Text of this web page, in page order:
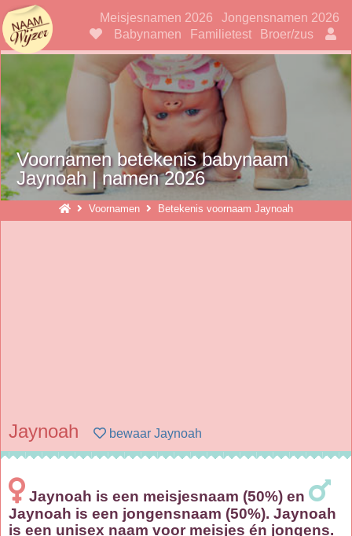
NaamwijzerMeisjesnamen 2026
Jongensnamen 2026
Babynamen
Familietest Broer/zus
Voornamen betekenis babynaam
Jaynoah | namen 2026
Voornamen Betekenis voornaam Jaynoah
Jaynoah bewaar Jaynoah
Jaynoah is een meisjesnaam (50%) en
Jaynoah is een jongensnaam (50%). Jaynoah
is een unisex naam voor meisjes én jongens.